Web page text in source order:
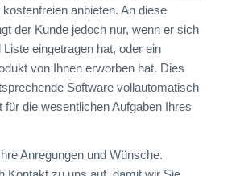
anbieten. An diese
der Kunde jedoch nur, wenn er sich
eingetragen hat, oder ein
von Ihnen erworben hat. Dies
Software vollautomatisch
für die wesentlichen Aufgaben Ihres
Anregungen und Wünsche.